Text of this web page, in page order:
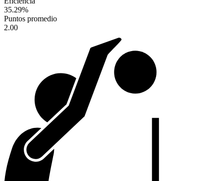
35.29%
Puntos promedio
2.00